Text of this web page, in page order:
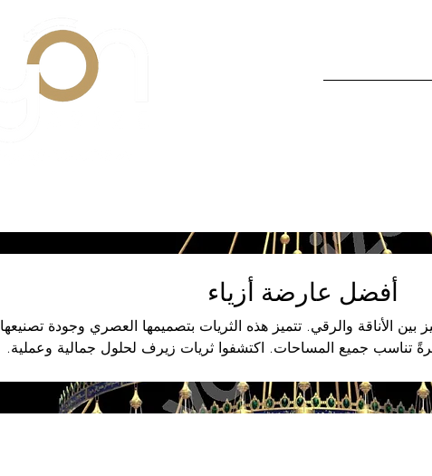
أفضل عارضة أزياء
الأناقة والرقي. تتميز هذه الثريات بتصميمها العصري وجودة تصنيعها
تناسب جميع المساحات. اكتشفوا ثريات زيرف لحلول جمالية وعملية.